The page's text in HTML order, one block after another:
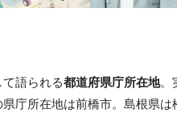
て語られる都道府県庁所在地。
庁所在地は前橋市。島根県は